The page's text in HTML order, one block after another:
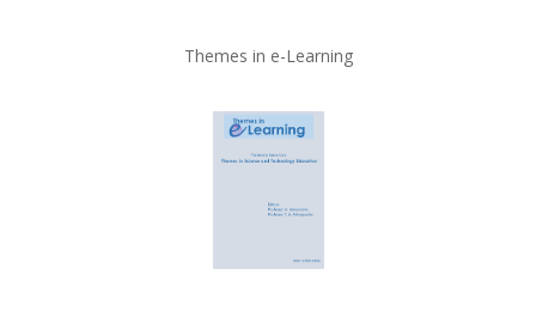
Themes in e-Learning